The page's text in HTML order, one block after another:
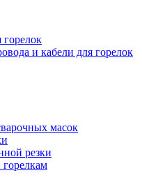
горелок
и кабели для горелок
масок
резки
горелкам